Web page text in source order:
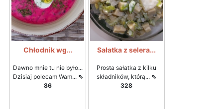
Chłodnik wg...
Dawno mnie tu nie było...
Dzisiaj polecam Wam... ⇖
86
Sałatka z selera...
Prosta sałatka z kilku
składników, którą... ⇖
328